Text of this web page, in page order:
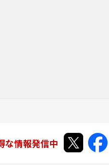
な情報発信中